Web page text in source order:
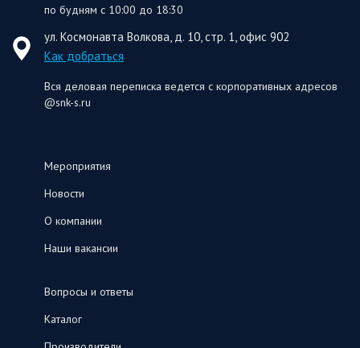
по будням с 10:00 до 18:30
ул. Космонавта Волкова, д. 10, стр. 1, офис 902
Как добраться
Вся деловая переписка ведется с корпоративных адресов
@snk-s.ru
Мероприятия
Новости
О компании
Наши вакансии
Вопросы и ответы
Каталог